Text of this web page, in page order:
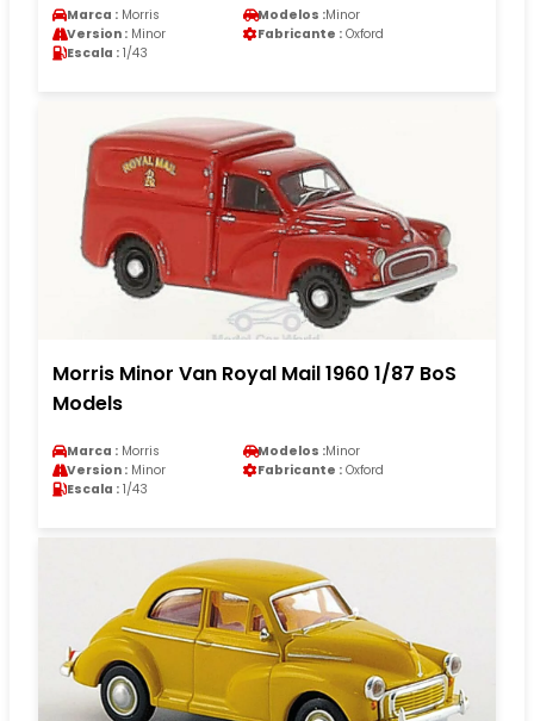
Marca : Morris Modelos :Minor
Version : Minor Fabricante : Oxford
Escala : 1/43
Morris Minor Van Royal Mail 1960 1/87 BoS
Models
Marca : Morris Modelos :Minor
Version : Minor Fabricante : Oxford
Escala : 1/43